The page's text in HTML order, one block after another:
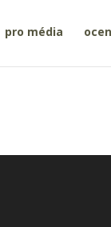
pro média